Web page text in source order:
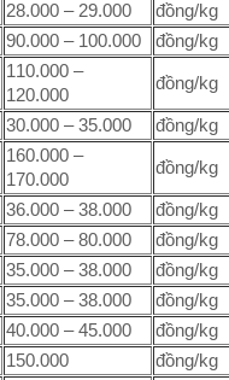
28.000 – 29.000 đồng/kg
90.000 – 100.000 đồng/kg
110.000 –
120.000
đồng/kg
30.000 – 35.000 đồng/kg
160.000 –
170.000
đồng/kg
36.000 – 38.000 đồng/kg
78.000 – 80.000 đồng/kg
35.000 – 38.000 đồng/kg
35.000 – 38.000 đồng/kg
40.000 – 45.000 đồng/kg
150.000 đồng/kg